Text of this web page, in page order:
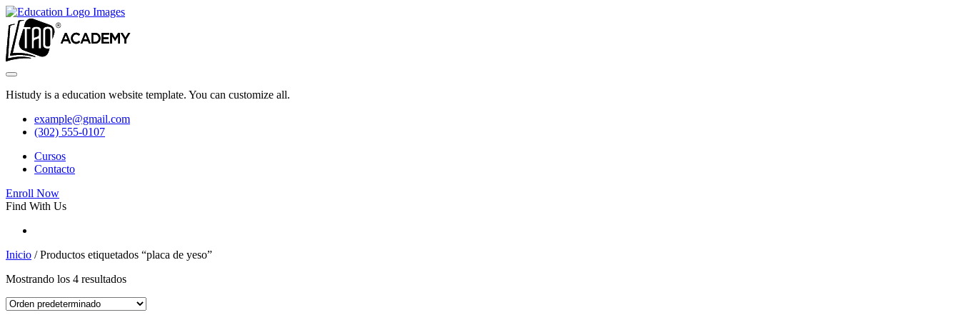
Histudy is a education website template. You can customize all.
example@gmail.com
(302) 555-0107
Cursos
Contacto
Enroll Now
Find With Us
Inicio / Productos etiquetados “placa de yeso”
Mostrando los 4 resultados